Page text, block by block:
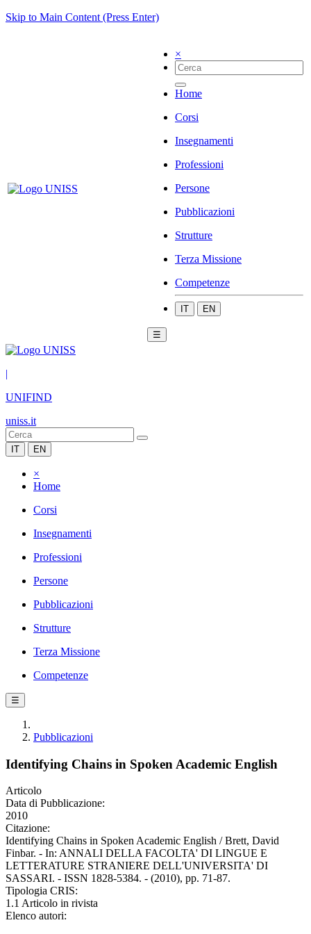
Skip to Main Content (Press Enter)
×
Home
Corsi
Insegnamenti
Professioni
Persone
Pubblicazioni
Strutture
Terza Missione
Competenze
IT EN
☰
|
UNIFIND
uniss.it
IT EN
×
Home
Corsi
Insegnamenti
Professioni
Persone
Pubblicazioni
Strutture
Terza Missione
Competenze
☰
Pubblicazioni
Identifying Chains in Spoken Academic English
Articolo
Data di Pubblicazione:
2010
Citazione:
Identifying Chains in Spoken Academic English / Brett, David
Finbar. - In: ANNALI DELLA FACOLTA' DI LINGUE E
LETTERATURE STRANIERE DELL'UNIVERSITA' DI
SASSARI. - ISSN 1828-5384. - (2010), pp. 71-87.
Tipologia CRIS:
1.1 Articolo in rivista
Elenco autori: